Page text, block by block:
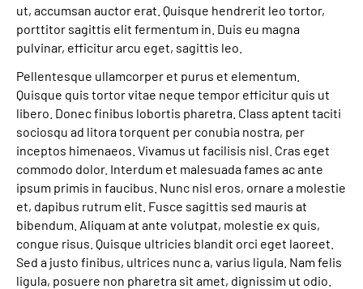
ut, accumsan auctor erat. Quisque hendrerit leo tortor,
porttitor sagittis elit fermentum in. Duis eu magna
pulvinar, efficitur arcu eget, sagittis leo.
Pellentesque ullamcorper et purus et elementum.
Quisque quis tortor vitae neque tempor efficitur quis ut
libero. Donec finibus lobortis pharetra. Class aptent taciti
sociosqu ad litora torquent per conubia nostra, per
inceptos himenaeos. Vivamus ut facilisis nisl. Cras eget
commodo dolor. Interdum et malesuada fames ac ante
ipsum primis in faucibus. Nunc nisl eros, ornare a molestie
et, dapibus rutrum elit. Fusce sagittis sed mauris at
bibendum. Aliquam at ante volutpat, molestie ex quis,
congue risus. Quisque ultricies blandit orci eget laoreet.
Sed a justo finibus, ultrices nunc a, varius ligula. Nam felis
ligula, posuere non pharetra sit amet, dignissim ut odio.